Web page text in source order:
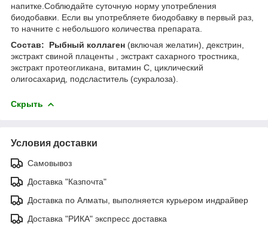
напитке.Соблюдайте суточную норму употребления
биодобавки. Если вы употребляете биодобавку в первый раз,
то начните с небольшого количества препарата.
Состав: Рыбный коллаген (включая желатин), декстрин,
экстракт свиной плаценты , экстракт сахарного тростника,
экстракт протеогликана, витамин С, циклический
олигосахарид, подсластитель (сукралоза).
Скрыть
Условия доставки
Самовывоз
Доставка "Казпочта"
Доставка по Алматы, выполняется курьером индрайвер
Доставка "РИКА" экспресс доставка